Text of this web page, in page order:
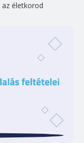
életkorod